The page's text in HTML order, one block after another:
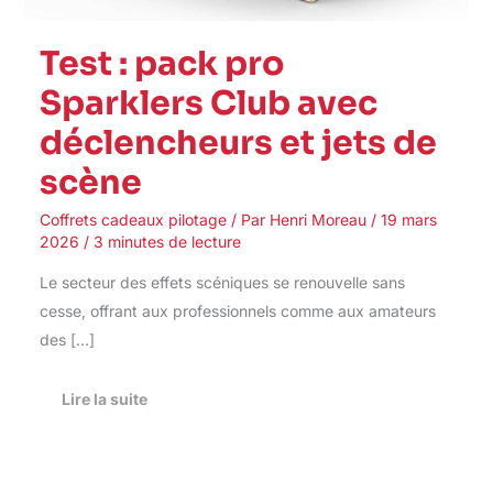
Test : pack pro
Sparklers Club avec
déclencheurs et jets de
scène
Coffrets cadeaux pilotage/ Par Henri Moreau / 19 mars
2026 / 3 minutes de lecture
Le secteur des effets scéniques se renouvelle sans
cesse, offrant aux professionnels comme aux amateurs
des […]
Lire la suite